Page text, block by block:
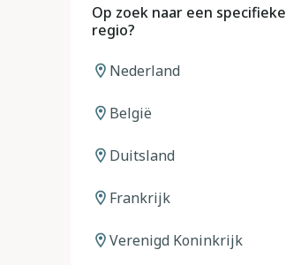
Op zoek naar een specifieke
regio?
Nederland
België
Duitsland
Frankrijk
Verenigd Koninkrijk